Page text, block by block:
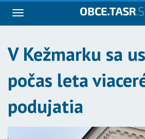
Navigácia
V Kežmarku sa
počas leta
podujatia